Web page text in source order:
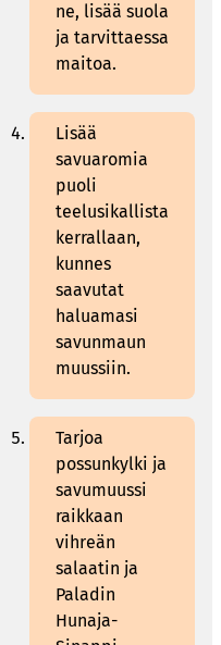
ne, lisää suola
ja tarvittaessa
maitoa.
Lisää
savuaromia
puoli
teelusikallista
kerrallaan,
kunnes
saavutat
haluamasi
savunmaun
muussiin.
Tarjoa
possunkylki ja
savumuussi
raikkaan
vihreän
salaatin ja
Paladin
Hunaja-